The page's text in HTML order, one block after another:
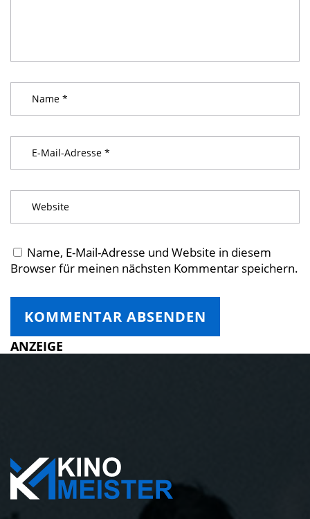
Name, E-Mail-Adresse und Website in diesem
Browser für meinen nächsten Kommentar speichern.
ANZEIGE